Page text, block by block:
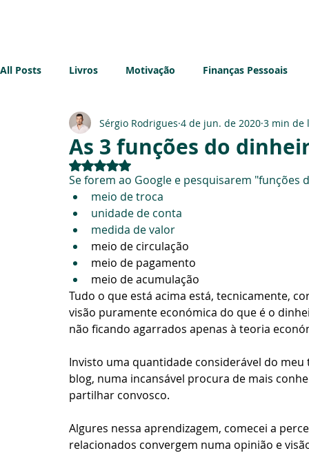
All Posts Livros Motivação Finanças Pessoais
Imobiliário Sustentabilidade Impostos
As 3 funções do
Sérgio Rodrigues 4 de jun. de 2020 3 min de
Avaliado com NaN de 5 estrelas.
Se forem ao Google e pesquisarem
meio de troca
unidade de conta
medida de valor
meio de circulação
meio de pagamento
meio de acumulação
Tudo o que está acima está, tecnicamente,
visão puramente económica do que é o
não ficando agarrados apenas à teoria
Invisto uma quantidade considerável do
blog, numa incansável procura de mais
partilhar convosco.
Algures nessa aprendizagem, comecei a
relacionados convergem numa opinião e